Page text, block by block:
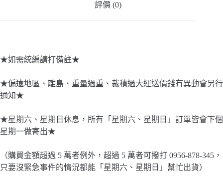
評價 (0)
★如需統編請打備註★
★偏遠地區、離島、重量過重、裁積過大運送價錢有異動會另行
通知★
★星期六、星期日休息，所有「星期六、星期日」訂單皆會下個
星期一做寄出★
（購買金額超過 5 萬者例外，超過 5 萬者可撥打 0956-878-345，
只要沒緊急事件的情況都能「星期六、星期日」幫忙出貨）